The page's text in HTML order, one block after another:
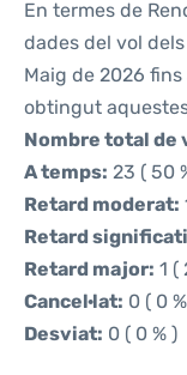
En termes de
dades del vol
Maig de 2026
obtingut
Nombre total de
A temps: 23 ( 50
Retard moderat:
Retard
Retard major: 1 (
Cancel·lat: 0 ( 0
Desviat: 0 ( 0 % )